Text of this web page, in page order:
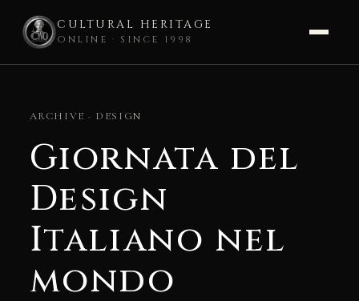
CULTURAL HERITAGE
ONLINE · SINCE 1998
contentARCHIVE · DESIGN
Giornata del
Design
Italiano nel
mondo